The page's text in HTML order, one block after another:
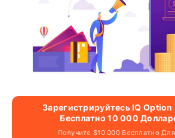
Зарегистрируйтесь IQ
Бесплатно 10 000
Получите $10 000 Бесплатно